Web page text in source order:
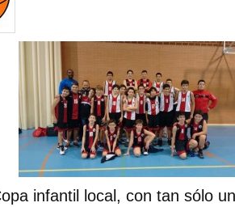
infantil local, con tan sólo